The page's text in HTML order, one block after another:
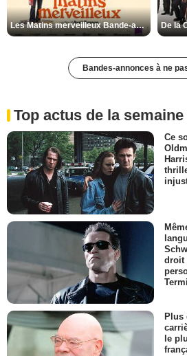
Les Matins merveilleux Bande-annonce VF
Bandes-annonces à ne
Top actus de la semaine
Ce
droit
Plus
le